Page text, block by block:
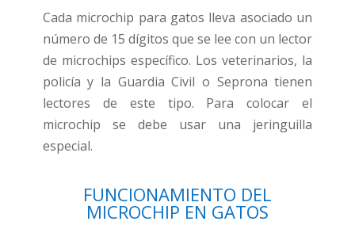
Cada microchip para gatos lleva asociado un
número de 15 dígitos que se lee con un lector
de microchips específico. Los veterinarios, la
policía y la Guardia Civil o Seprona tienen
lectores de este tipo. Para colocar el
microchip se debe usar una jeringuilla
especial.
FUNCIONAMIENTO DEL
MICROCHIP EN GATOS